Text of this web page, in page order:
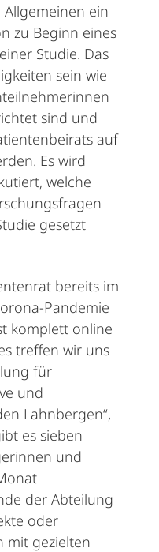
ein
zu Beginn eines
Studie. Das
sein wie
sind und
auf
Es wird
welche
gesetzt
bereits im
Pandemie
komplett online
treffen wir uns
für
und
Lahnbergen“,
es sieben
und
der Abteilung
oder
mit gezielten